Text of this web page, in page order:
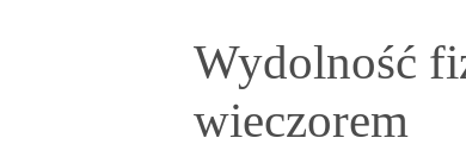
Wydolność
wieczorem